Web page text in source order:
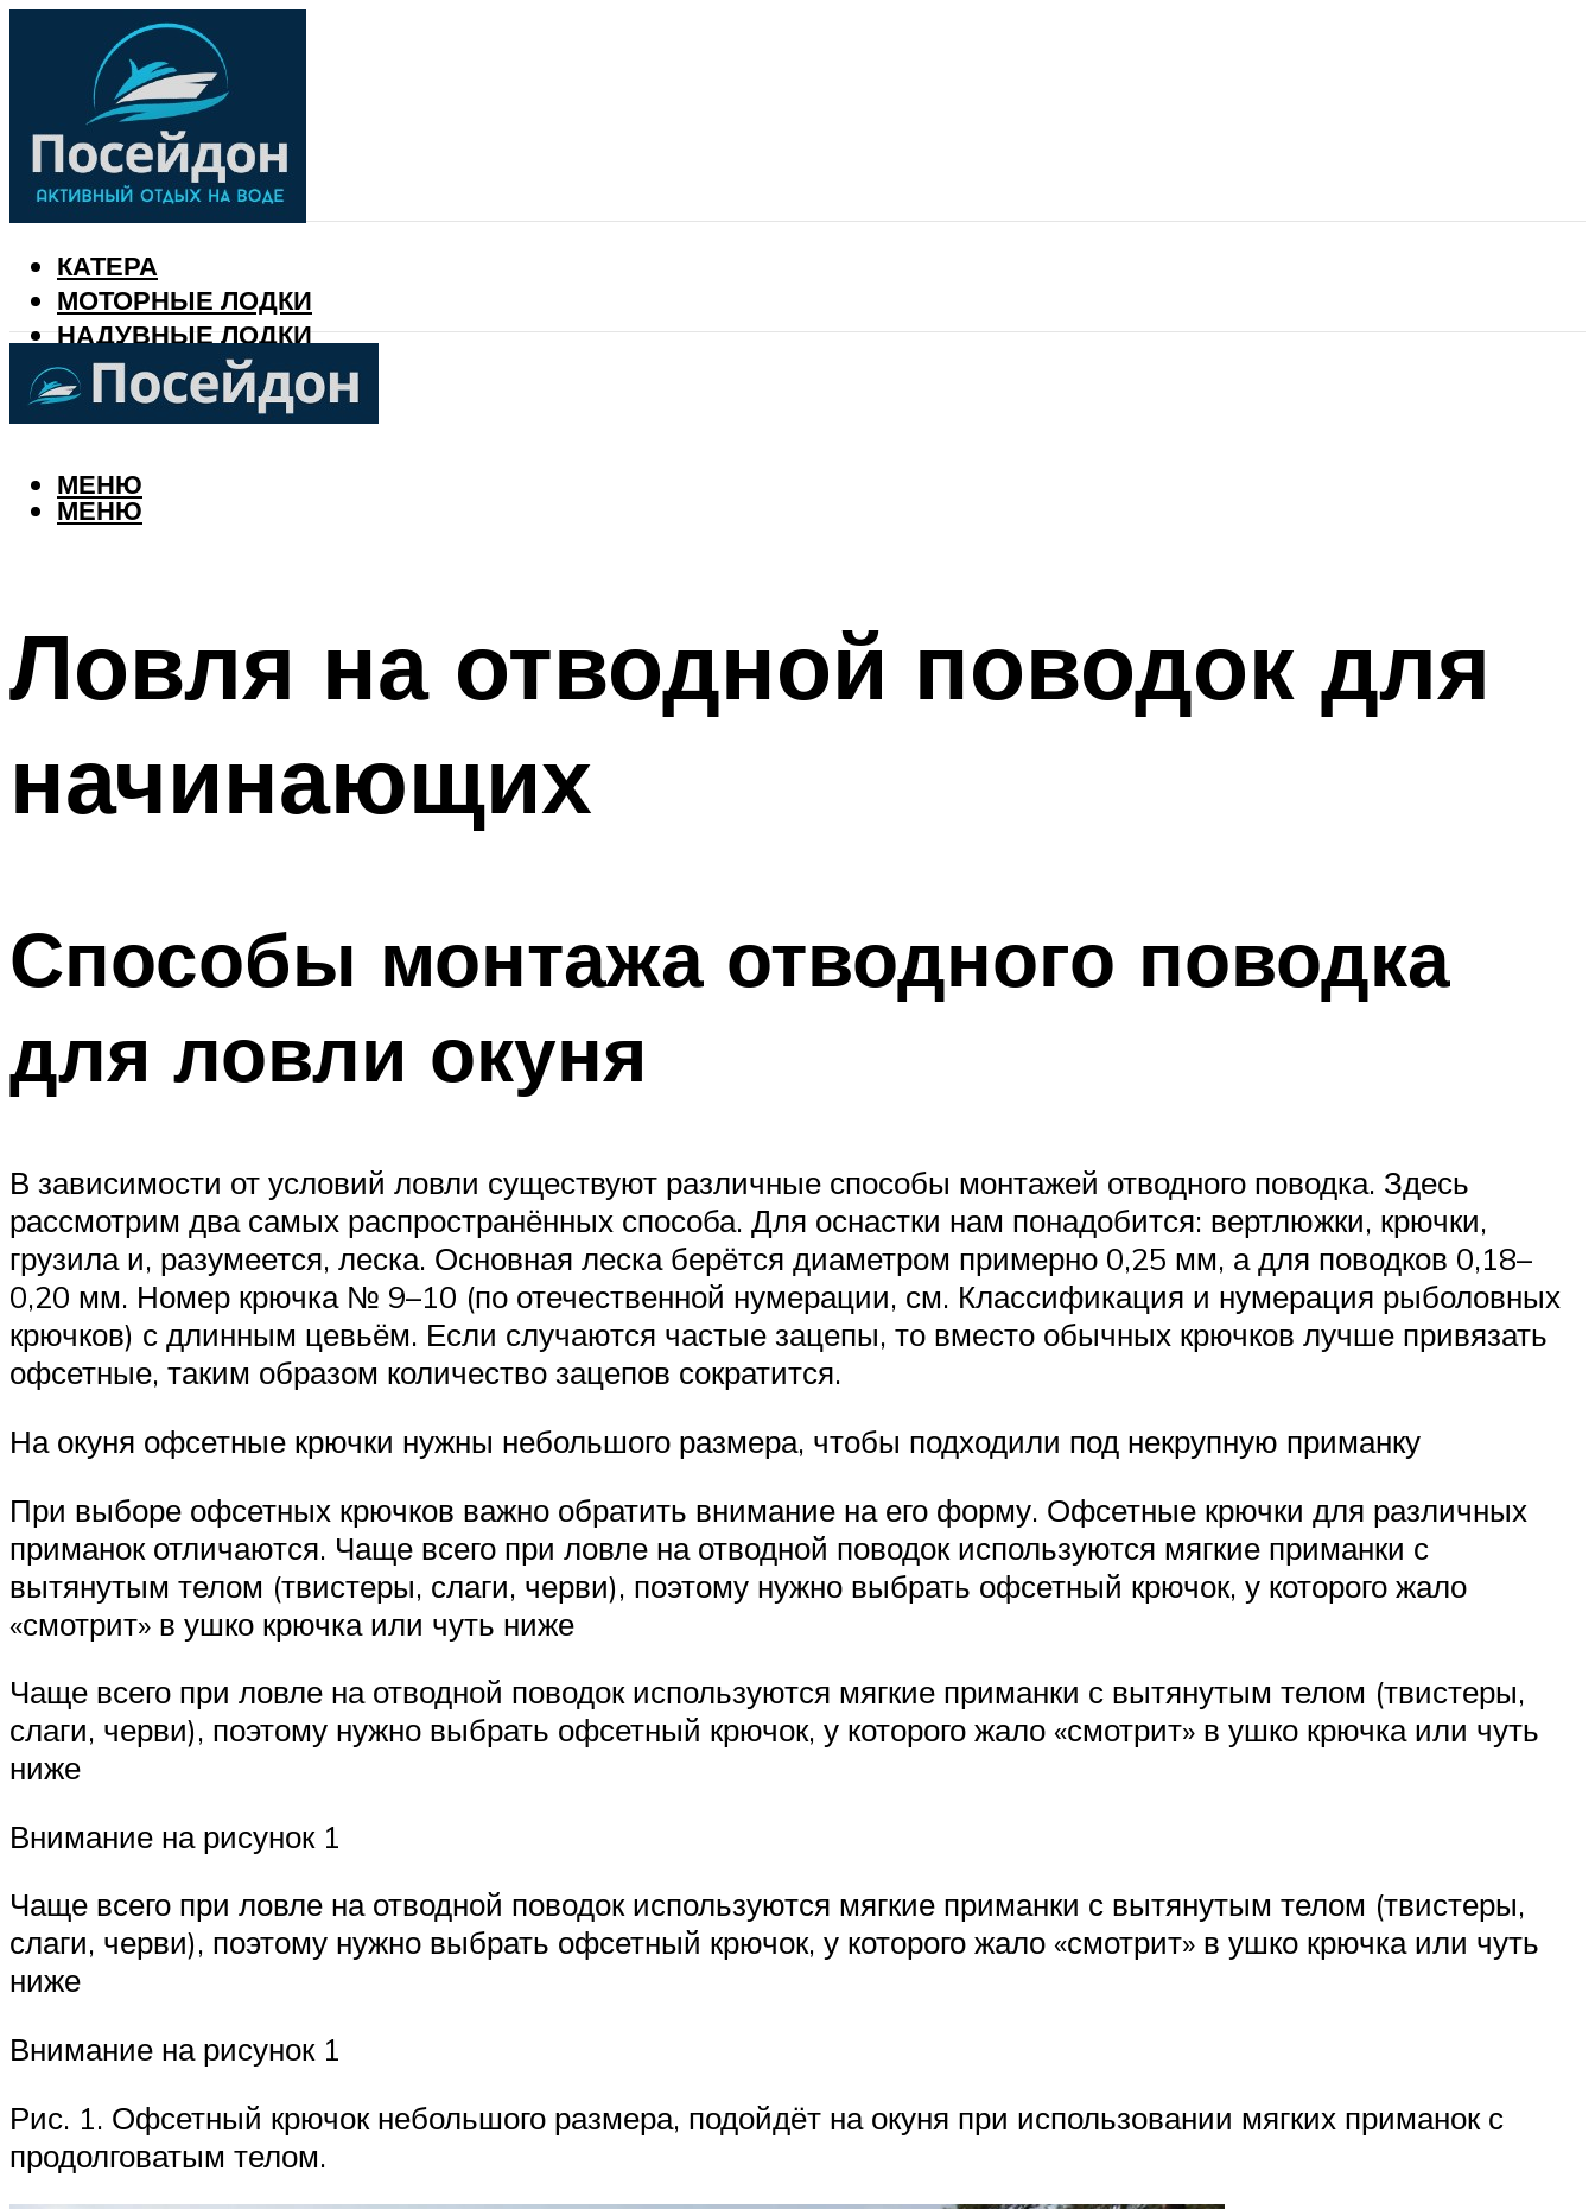
КАТЕРА
МОТОРНЫЕ ЛОДКИ
НАДУВНЫЕ ЛОДКИ
РЫБАЛКА
КАЛЕНДАРЬ РЫБАКА
МЕНЮ
МЕНЮ
Ловля на отводной поводок для
начинающих
Способы монтажа отводного поводка
для ловли окуня
В зависимости от условий ловли существуют различные способы монтажей отводного поводка. Здесь
рассмотрим два самых распространённых способа. Для оснастки нам понадобится: вертлюжки, крючки,
грузила и, разумеется, леска. Основная леска берётся диаметром примерно 0,25 мм, а для поводков 0,18–
0,20 мм. Номер крючка № 9–10 (по отечественной нумерации, см. Классификация и нумерация рыболовных
крючков) с длинным цевьём. Если случаются частые зацепы, то вместо обычных крючков лучше привязать
офсетные, таким образом количество зацепов сократится.
На окуня офсетные крючки нужны небольшого размера, чтобы подходили под некрупную приманку
При выборе офсетных крючков важно обратить внимание на его форму. Офсетные крючки для различных
приманок отличаются. Чаще всего при ловле на отводной поводок используются мягкие приманки с
вытянутым телом (твистеры, слаги, черви), поэтому нужно выбрать офсетный крючок, у которого жало
«смотрит» в ушко крючка или чуть ниже
Чаще всего при ловле на отводной поводок используются мягкие приманки с вытянутым телом (твистеры,
слаги, черви), поэтому нужно выбрать офсетный крючок, у которого жало «смотрит» в ушко крючка или чуть
ниже
Внимание на рисунок 1
Чаще всего при ловле на отводной поводок используются мягкие приманки с вытянутым телом (твистеры,
слаги, черви), поэтому нужно выбрать офсетный крючок, у которого жало «смотрит» в ушко крючка или чуть
ниже
Внимание на рисунок 1
Рис. 1. Офсетный крючок небольшого размера, подойдёт на окуня при использовании мягких приманок с
продолговатым телом.